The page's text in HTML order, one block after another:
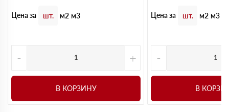
Цена за шт. м2 м3
- +
В КОРЗИНУ
Цена за шт. м2 м3
-
В